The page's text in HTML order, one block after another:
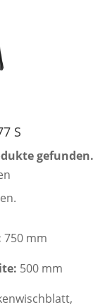
S
gefunden.
750 mm
500 mm